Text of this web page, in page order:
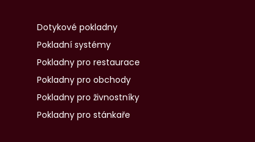
Dotykové pokladny
Pokladní systémy
Pokladny pro restaurace
Pokladny pro obchody
Pokladny pro živnostníky
Pokladny pro stánkaře